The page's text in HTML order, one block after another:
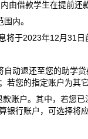
由借款学生在提前还
内。
将于2023年12月 31 日
动退还至您的助学
您的指定账户为其
账户。其中，若您
行账户，可选择将